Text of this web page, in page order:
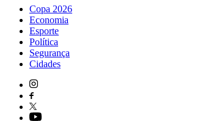
Copa 2026
Economia
Esporte
Política
Segurança
Cidades